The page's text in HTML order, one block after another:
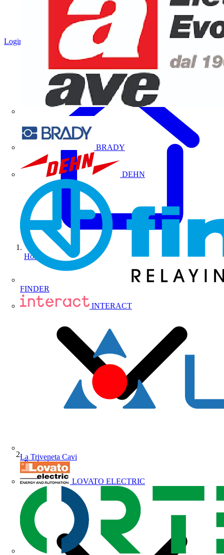
BRADY
DEHN
FINDER
INTERACT
La Triveneta Cavi
LOVATO ELECTRIC
Login
Home
Prodotti